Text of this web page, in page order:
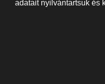
adatait nyilvántartsuk és